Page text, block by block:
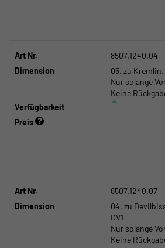
Art Nr.
8507.1240.04
Dimension
05, zu
Nur solange
Keine
Verfügbarkeit
Preis
Art Nr.
8507.1240.07
Dimension
04, zu
DV1
Nur solange
Keine